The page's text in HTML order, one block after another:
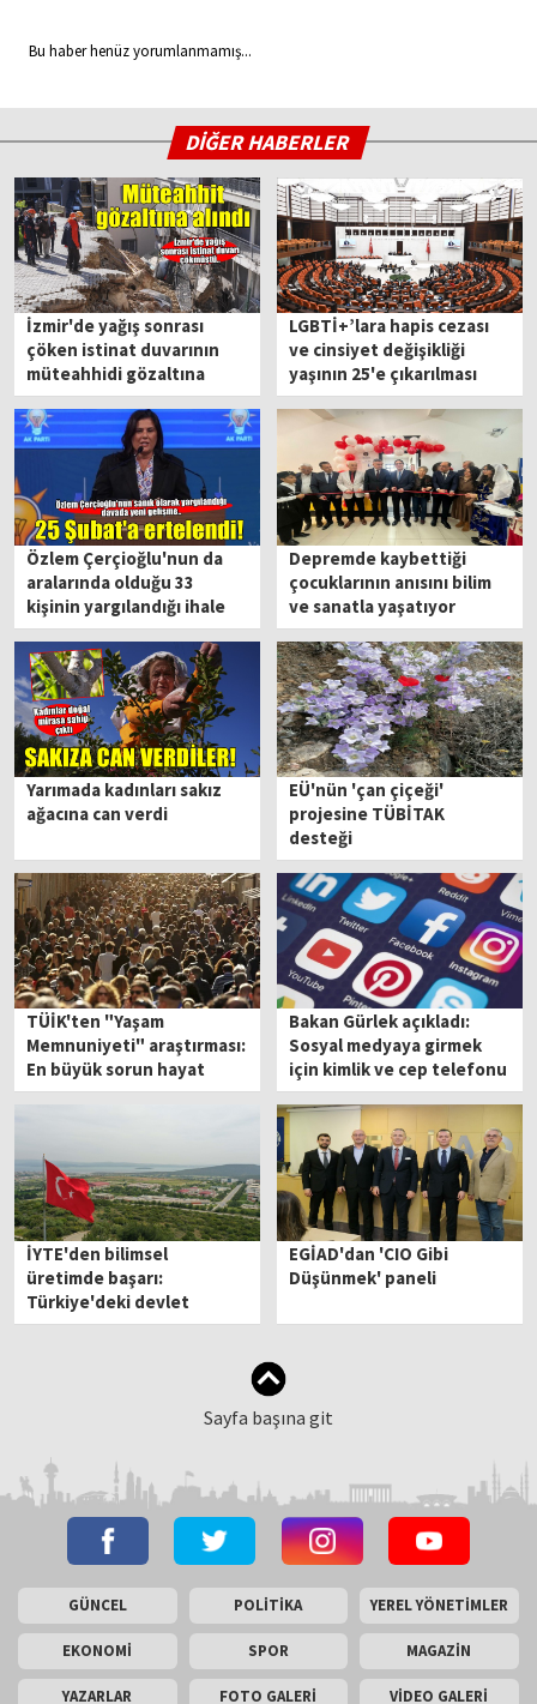
Bu haber henüz yorumlanmamış...
DİĞER HABERLER
İzmir'de yağış sonrası
çöken istinat duvarının
müteahhidi gözaltına
alındı!
LGBTİ+’lara hapis cezası
ve cinsiyet değişikliği
yaşının 25'e çıkarılması
düzenlemesi yeniden
gündemde
Özlem Çerçioğlu'nun da
aralarında olduğu 33
kişinin yargılandığı ihale
davası ertelendi
Depremde kaybettiği
çocuklarının anısını bilim
ve sanatla yaşatıyor
Yarımada kadınları sakız
ağacına can verdi
EÜ'nün 'çan çiçeği'
projesine TÜBİTAK
desteği
TÜİK'ten "Yaşam
Memnuniyeti" araştırması:
En büyük sorun hayat
pahalılığı
Bakan Gürlek açıkladı:
Sosyal medyaya girmek
için kimlik ve cep telefonu
doğrulaması geliyor
İYTE'den bilimsel
üretimde başarı:
Türkiye'deki devlet
üniversiteleri arasında
EGİAD'dan 'CIO Gibi
Düşünmek' paneli
Sayfa başına git
GÜNCEL POLİTİKA YEREL YÖNETİMLER
EKONOMİ SPOR MAGAZİN
YAZARLAR FOTO GALERİ VİDEO GALERİ